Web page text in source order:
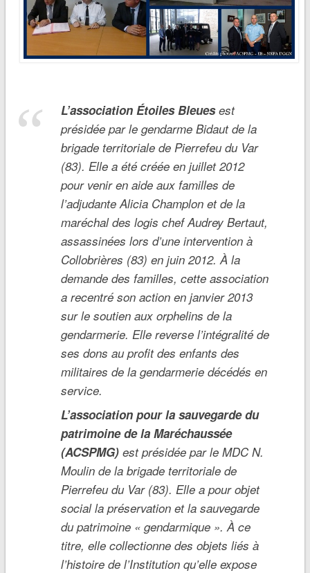
L’association Étoiles Bleuesest
présidée par le gendarme Bidaut de la
brigade territoriale de Pierrefeu du Var
(83). Elle a été créée en juillet 2012
pour venir en aide aux familles de
l’adjudante Alicia Champlon et de la
maréchal des logis chef Audrey Bertaut,
assassinées lors d’une intervention à
Collobrières (83) en juin 2012. À la
demande des familles, cette association
a recentré son action en janvier 2013
sur le soutien aux orphelins de la
gendarmerie. Elle reverse l’intégralité de
ses dons au profit des enfants des
militaires de la gendarmerie décédés en
service.
L’association pour la sauvegarde du
patrimoine de la Maréchaussée
(ACSPMG)est présidée par le MDC N.
Moulin de la brigade territoriale de
Pierrefeu du Var (83). Elle a pour objet
social la préservation et la sauvegarde
du patrimoine « gendarmique ». À ce
titre, elle collectionne des objets liés à
l’histoire de l’Institution qu’elle expose